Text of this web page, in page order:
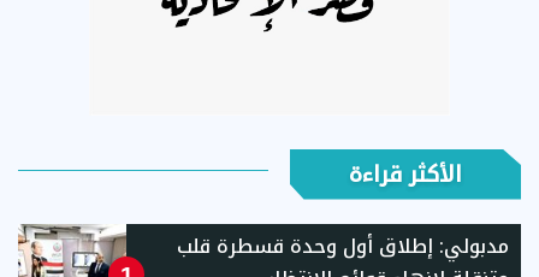
الأكثر قراءة
مدبولي: إطلاق أول وحدة قسطرة قلب